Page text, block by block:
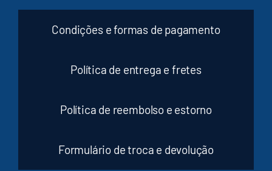
Condições e formas de pagamento
Política de entrega e fretes
Política de reembolso e estorno
Formulário de troca e devolução